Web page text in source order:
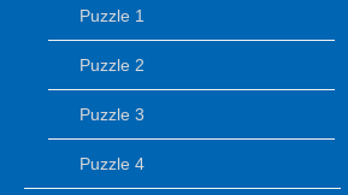
Puzzle 1
Puzzle 2
Puzzle 3
Puzzle 4